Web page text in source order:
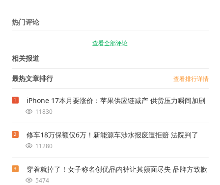
热门评论
查看全部评论
相关报道
最热文章排行 查看排行详情
1 iPhone 17本月要涨价：苹果供应链减产 供货压力瞬间加剧
11830
2 修车18万保额仅6万！新能源车涉水报废遭拒赔 法院判了
11280
3 穿着就掉了！女子称名创优品内裤让其颜面尽失 品牌方致歉
5474